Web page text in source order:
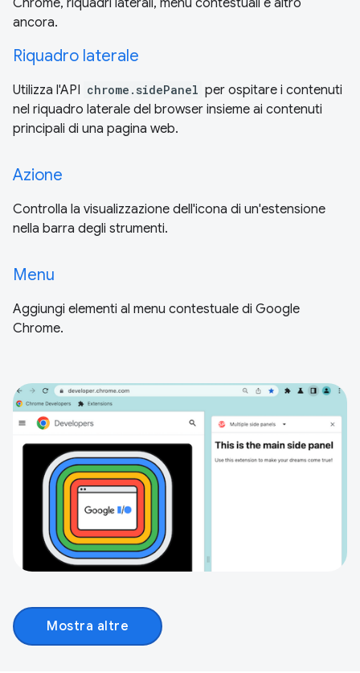
ancora.
Riquadro laterale
Utilizza l'API chrome.sidePanel per ospitare i contenuti
nel riquadro laterale del browser insieme ai contenuti
principali di una pagina web.
Azione
Controlla la visualizzazione dell'icona di un'estensione
nella barra degli strumenti.
Menu
Aggiungi elementi al menu contestuale di Google
Chrome.
Mostra altre